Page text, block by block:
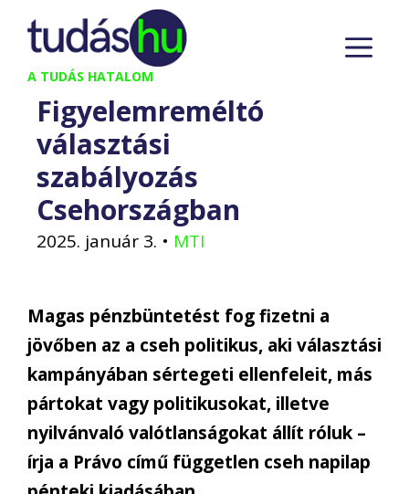
Kilépés
tartalomba
A TUDÁS HATALOM
Figyelemreméltó
választási
szabályozás
Csehországban
2025. január 3. • MTI
Magas pénzbüntetést fog fizetni a
jövőben az a cseh politikus, aki választási
kampányában sértegeti ellenfeleit, más
pártokat vagy politikusokat, illetve
nyilvánvaló valótlanságokat állít róluk –
írja a Právo című független cseh napilap